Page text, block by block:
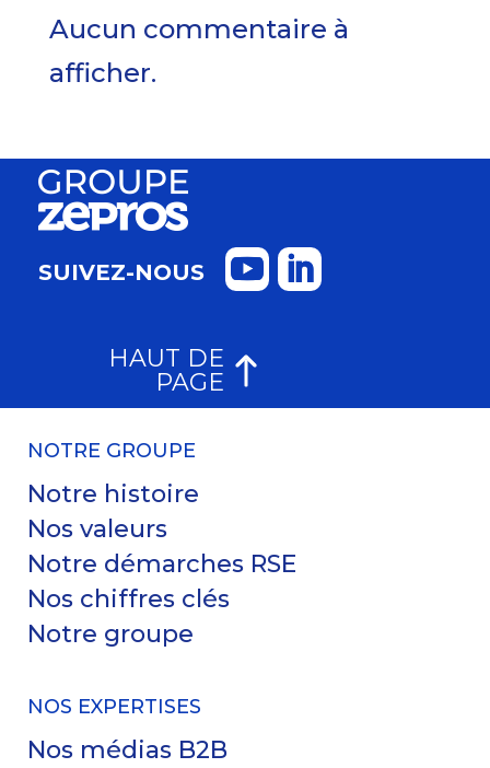
Aucun commentaire à
afficher.
SUIVEZ-NOUS
HAUT DE
PAGE
NOTRE GROUPE
Notre histoire
Nos valeurs
Notre démarches RSE
Nos chiffres clés
Notre groupe
NOS EXPERTISES
Nos médias B2B